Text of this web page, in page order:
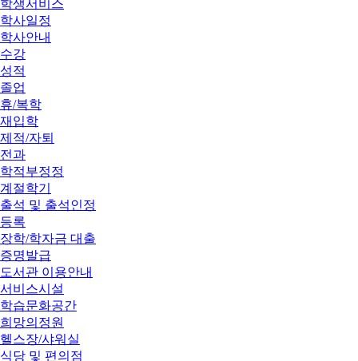
학생서비스
학사일정
학사안내
수강
성적
졸업
휴/복학
재입학
제적/자퇴
전과
학적부정정
계절학기
출석 및 출석인정
등록
장학/학자금 대출
증명발급
도서관 이용안내
서비스시설
학습문화공간
희망의정원
헬스장/샤워실
식당 및 편의점